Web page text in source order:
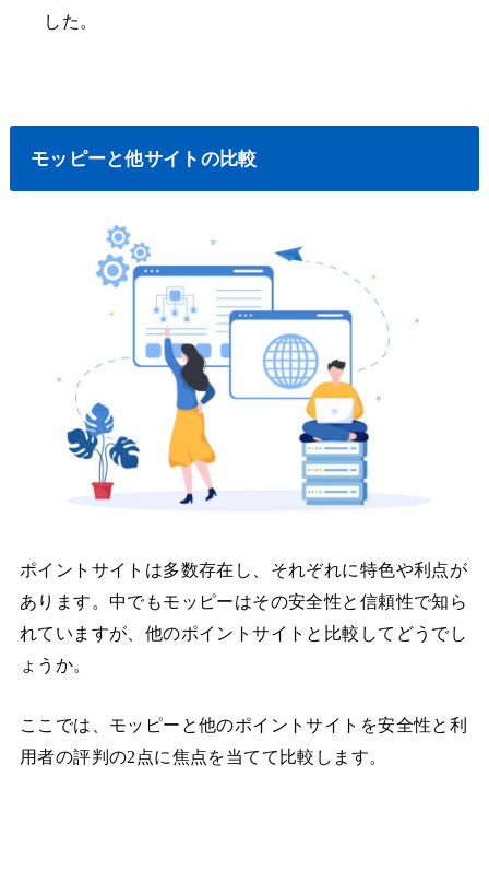
した。
モッピーと他サイトの比較
ポイントサイトは多数存在し、それぞれに特色や利点が
あります。中でもモッピーはその安全性と信頼性で知ら
れていますが、他のポイントサイトと比較してどうでし
ょうか。
ここでは、モッピーと他のポイントサイトを安全性と利
用者の評判の2点に焦点を当てて比較します。